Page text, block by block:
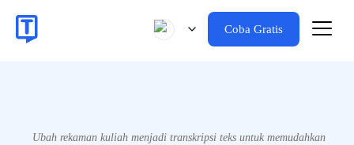
Coba Gratis
Ubah rekaman kuliah menjadi transkripsi teks untuk memudahkan